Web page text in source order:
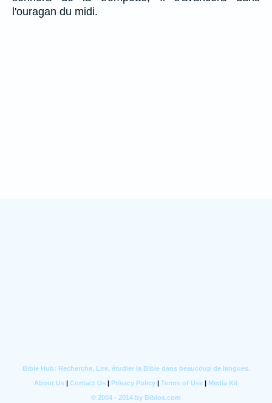
l'ouragan du midi.